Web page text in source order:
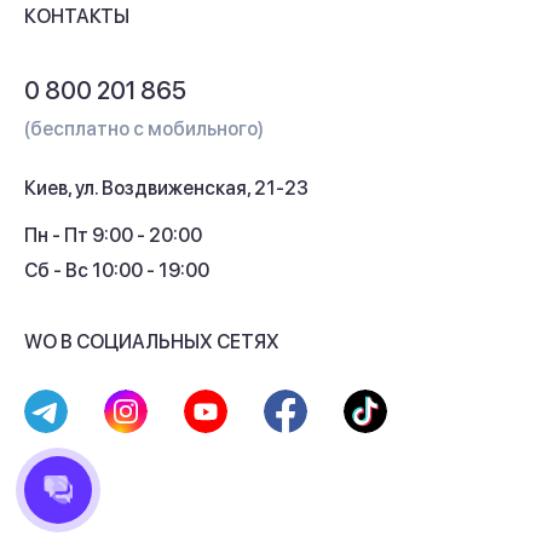
Контакты
Кэшбек
КОНТАКТЫ
0 800 201 865
(бесплатно с мобильного)
Киев, ул. Воздвиженская, 21-23
Пн - Пт 9:00 - 20:00
Сб - Вс 10:00 - 19:00
WO В СОЦИАЛЬНЫХ СЕТЯХ